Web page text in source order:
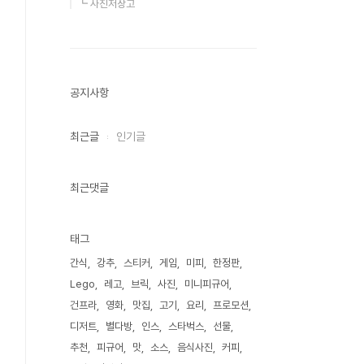
┗ 사진저장고
공지사항
최근글 인기글
최근댓글
태그
간식 강추 스티커 게임 미피
한정판
Lego
레고 브릭 사진
미니피규어
건프라
영화 맛집 고기 요리
프로모션
디저트
별다방 인스 스타벅스
선물
추천
피규어 맛 소스 음식사진
커피